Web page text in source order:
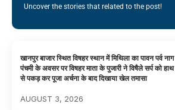
Uncover the stories that related to the post!
खानपुर बाजार स्थित विषहर स्थान में मिथिला का पावन पर्व नाग
पंचमी के अवसर पर विषहर माता के पुजारी ने विषैले सर्प को हाथ
से पकड़ कर पूजा अर्चना के बाद दिखाया खेल तमासा
AUGUST 3, 2026